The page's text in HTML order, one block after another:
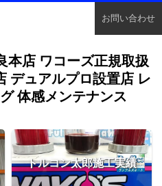
お問い合わせ
本店 ワコーズ正規取扱
デュアルプロ設置店 レ
体感メンテナンス
トルコン太郎施工実績